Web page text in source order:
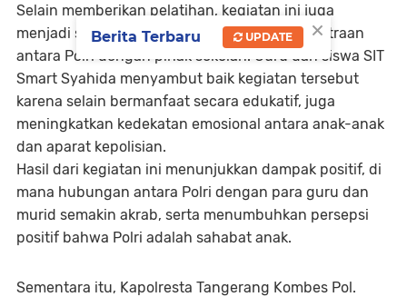
Selain memberikan pelatihan, kegiatan ini juga
menjadi sarana menjalin komunikasi dan kemitraan
antara Polri dengan pihak sekolah. Guru dan siswa SIT
Smart Syahida menyambut baik kegiatan tersebut
karena selain bermanfaat secara edukatif, juga
meningkatkan kedekatan emosional antara anak-anak
dan aparat kepolisian.
Hasil dari kegiatan ini menunjukkan dampak positif, di
mana hubungan antara Polri dengan para guru dan
murid semakin akrab, serta menumbuhkan persepsi
positif bahwa Polri adalah sahabat anak.
Sementara itu, Kapolresta Tangerang Kombes Pol.
×
Berita Terbaru UPDATE